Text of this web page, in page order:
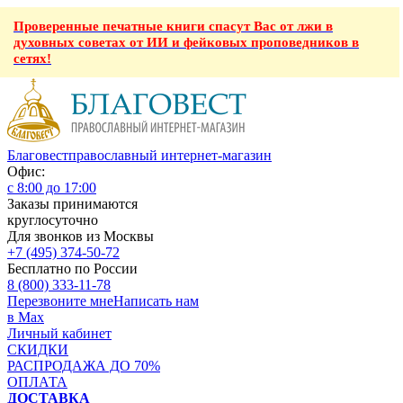
Проверенные печатные книги спасут Вас от лжи в
духовных советах от ИИ и фейковых проповедников в
сетях!
Благовестправославный интернет-магазин
Офис:
с 8:00 до 17:00
Заказы принимаются
круглосуточно
Для звонков из Москвы
+7 (495) 374-50-72
Бесплатно по России
8 (800) 333-11-78
Перезвоните мнеНаписать нам
в Max
Личный кабинет
СКИДКИ
РАСПРОДАЖА ДО 70%
ОПЛАТА
ДОСТАВКА